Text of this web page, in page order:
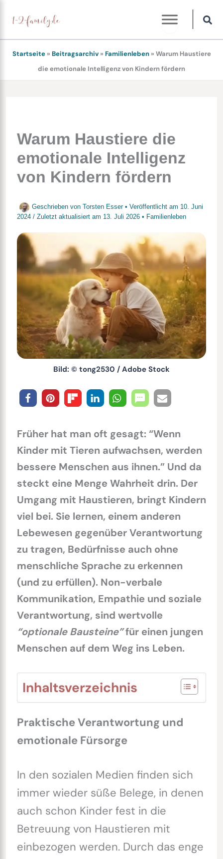
Inhalt
springen
Startseite» Beitragsarchiv» Familienleben» Warum Haustiere
die emotionale Intelligenz von Kindern fördern
Warum Haustiere die
emotionale Intelligenz
von Kindern fördern
Geschrieben von Torsten Esser • Veröffentlicht am 10. Juni
2024 / Zuletzt aktualisiert am 13. Juli 2026• Familienleben
Bild: © tong2530 / Adobe Stock
Früher hat man oft gesagt: “Wenn
Kinder mit Tieren aufwachsen, werden
bessere Menschen aus ihnen.” Und da
steckt eine Menge Wahrheit drin. Der
Umgang mit Haustieren, bringt Kindern
viel bei. Sie lernen, einem anderen
Lebewesen gegenüber Verantwortung
zu tragen, Bedürfnisse auch ohne
menschliche Sprache zu erkennen
(und zu erfüllen). Non-verbale
Kommunikation, Empathie und soziale
Verantwortung, sind wertvolle
“optionale Bausteine”für einen jungen
Menschen auf dem Weg ins Leben.
Inhaltsverzeichnis
Praktische Verantwortung und
emotionale Fürsorge
In den sozialen Medien finden sich
immer wieder süße Belege, in denen
auch schon Kinder fest in die
Betreuung von Haustieren mit
einbezogen werden. Durch das enge